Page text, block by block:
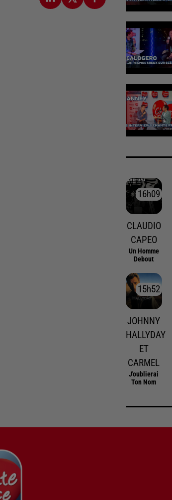
16h09
16h09
CLAUDIO
CAPEO
Un Homme
Debout
15h52
15h52
JOHNNY
HALLYDAY
ET
CARMEL
J'oublierai
Ton Nom